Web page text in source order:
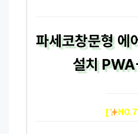
파세코창문형 에
설치
[